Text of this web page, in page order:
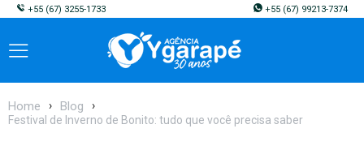
+55 (67) 3255-1733 +55 (67) 99213-7374
Home Blog
Festival de Inverno de Bonito: tudo que você precisa saber